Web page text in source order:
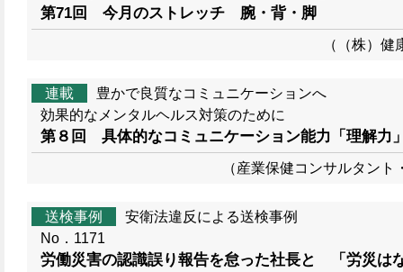
第71回 今月のストレッチ 腕・背・脚
（（株）
連載
豊かで良質なコミュニケーションへ
効果的なメンタルヘルス対策のために
第８回 具体的なコミュニケーション能力「理解力
（産業保健コンサルタン
送検事例
安衛法違反による送検事例
No．1171
労働災害の認識誤り報告を怠った社長と 「労災は